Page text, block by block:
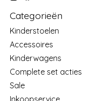
Categorieën
Kinderstoelen
Accessoires
Kinderwagens
Complete set acties
Sale